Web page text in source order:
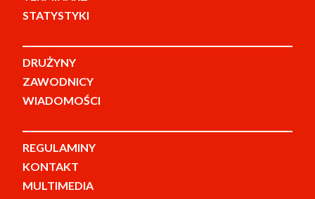
STATYSTYKI
DRUŻYNY
ZAWODNICY
WIADOMOŚCI
REGULAMINY
KONTAKT
MULTIMEDIA